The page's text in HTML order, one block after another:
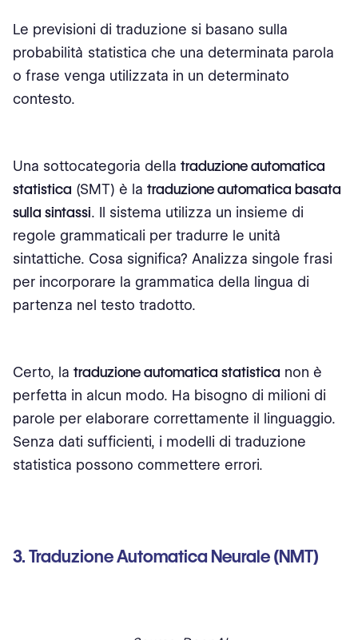
Le previsioni di traduzione si basano sulla
probabilità statistica che una determinata parola
o frase venga utilizzata in un determinato
contesto.
Una sottocategoria della traduzione automatica
statistica (SMT) è la traduzione automatica basata
sulla sintassi. Il sistema utilizza un insieme di
regole grammaticali per tradurre le unità
sintattiche. Cosa significa? Analizza singole frasi
per incorporare la grammatica della lingua di
partenza nel testo tradotto.
Certo, la traduzione automatica statistica non è
perfetta in alcun modo. Ha bisogno di milioni di
parole per elaborare correttamente il linguaggio.
Senza dati sufficienti, i modelli di traduzione
statistica possono commettere errori.
3. Traduzione Automatica Neurale (NMT)